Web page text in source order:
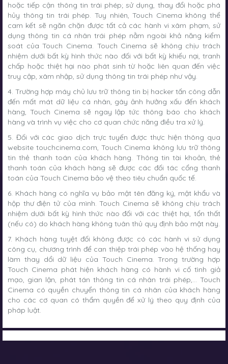
hoặc tiếp cận thông tin trái phép; sử dụng, thay đổi hoặc phá
hủy thông tin trái phép. Tuy nhiên, Touch Cinema không thể
cam kết sẽ ngăn chặn được tất cả các hành vi xâm phạm, sử
dụng thông tin cá nhân trái phép nằm ngoài khả năng kiểm
soát của Touch Cinema. Touch Cinema sẽ không chịu trách
nhiệm dưới bất kỳ hình thức nào đối với bất kỳ khiếu nại, tranh
chấp hoặc thiệt hại nào phát sinh từ hoặc liên quan đến việc
truy cập, xâm nhập, sử dụng thông tin trái phép như vậy.
4. Trường hợp máy chủ lưu trữ thông tin bị hacker tấn công dẫn
đến mất mát dữ liệu cá nhân, gây ảnh hưởng xấu đến khách
hàng, Touch Cinema sẽ ngay lập tức thông báo cho khách
hàng và trình vụ việc cho cơ quan chức năng điều tra xử lý.
5. Đối với các giao dịch trực tuyến được thực hiện thông qua
website touchcinema.com, Touch Cinema không lưu trữ thông
tin thẻ thanh toán của khách hàng. Thông tin tài khoản, thẻ
thanh toán của khách hàng sẽ được các đối tác cổng thanh
toán của Touch Cinema bảo vệ theo tiêu chuẩn quốc tế.
6. Khách hàng có nghĩa vụ bảo mật tên đăng ký, mật khẩu và
hộp thư điện tử của mình. Touch Cinema sẽ không chịu trách
nhiệm dưới bất kỳ hình thức nào đối với các thiệt hại, tổn thất
(nếu có) do khách hàng không tuân thủ quy định bảo mật này.
7. Khách hàng tuyệt đối không được có các hành vi sử dụng
công cụ, chương trình để can thiệp trái phép vào hệ thống hay
làm thay dổi dữ liệu của Touch Cinema. Trong trường hợp
Touch Cinema phát hiện khách hàng có hành vi cố tình giả
mạo, gian lận, phát tán thông tin cá nhân trái phép,… Touch
Cinema có quyền chuyển thông tin cá nhân của khách hàng
cho các cơ quan có thẩm quyền để xử lý theo quy định của
pháp luật.